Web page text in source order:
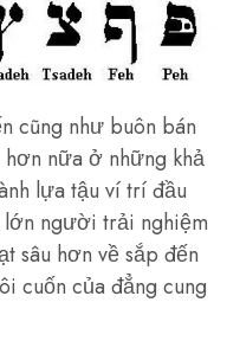
cũng như buôn bán
nữa ở những khả
lựa tậu ví trí đầu
lớn người trải nghiệm
sâu hơn về sắp đến
cuốn của đẳng cung